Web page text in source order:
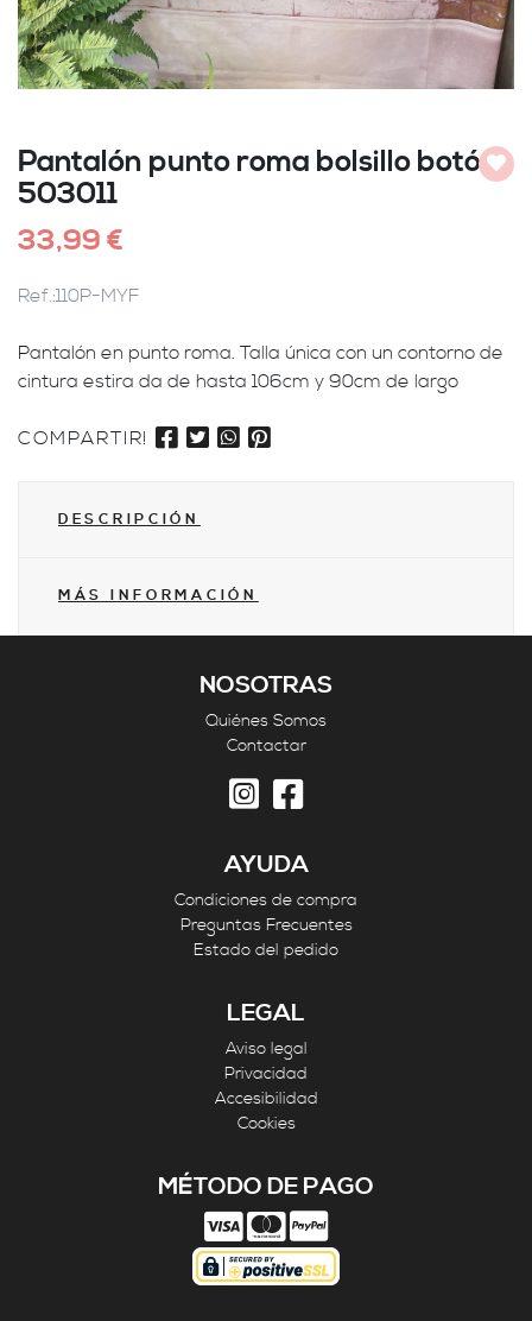
Pantalón punto roma bolsillo botón
503011
33,99 €
Ref.:110P-MYF
Pantalón en punto roma. Talla única con un contorno de
cintura estira da de hasta 106cm y 90cm de largo
COMPARTIR!
DESCRIPCIÓN
MÁS INFORMACIÓN
NOSOTRAS
Quiénes Somos
Contactar
AYUDA
Condiciones de compra
Preguntas Frecuentes
Estado del pedido
LEGAL
Aviso legal
Privacidad
Accesibilidad
Cookies
MÉTODO DE PAGO